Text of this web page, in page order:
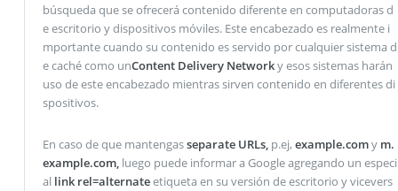
búsqueda que se ofrecerá contenido diferente en computadoras d
e escritorio y dispositivos móviles. Este encabezado es realmente i
mportante cuando su contenido es servido por cualquier sistema d
e caché como unContent Delivery Networky esos sistemas harán
uso de este encabezado mientras sirven contenido en diferentes di
spositivos.
En caso de que mantengasseparate URLs,p.ej, example.comy m.
example.com,luego puede informar a Google agregando un especi
al link rel=alternateetiqueta en su versión de escritorio y vicevers